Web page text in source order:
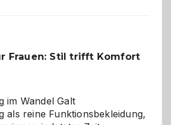
gegen
Chaos
Frauen: Stil trifft Komfort
im Wandel Galt
als reine Funktionsbekleidung,